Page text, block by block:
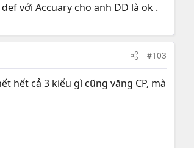
với Accuary cho anh DD là ok .
#103
hết cả 3 kiểu gì cũng văng CP, mà